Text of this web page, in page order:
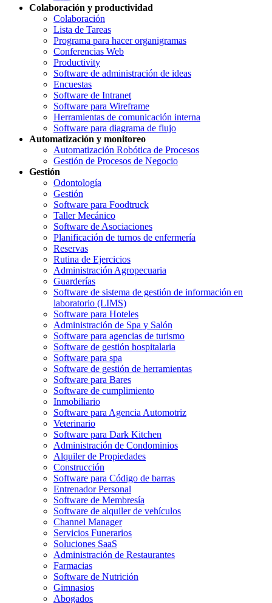
Colaboración y productividad
Colaboración
Lista de Tareas
Programa para hacer organigramas
Conferencias Web
Productivity
Software de administración de ideas
Encuestas
Software de Intranet
Software para Wireframe
Herramientas de comunicación interna
Software para diagrama de flujo
Automatización y monitoreo
Automatización Robótica de Procesos
Gestión de Procesos de Negocio
Gestión
Odontología
Gestión
Software para Foodtruck
Taller Mecánico
Software de Asociaciones
Planificación de turnos de enfermería
Reservas
Rutina de Ejercicios
Administración Agropecuaria
Guarderías
Software de sistema de gestión de información en
laboratorio (LIMS)
Software para Hoteles
Administración de Spa y Salón
Software para agencias de turismo
Software de gestión hospitalaria
Software para spa
Software de gestión de herramientas
Software para Bares
Software de cumplimiento
Inmobiliario
Software para Agencia Automotriz
Veterinario
Software para Dark Kitchen
Administración de Condominios
Alquiler de Propiedades
Construcción
Software para Código de barras
Entrenador Personal
Software de Membresía
Software de alquiler de vehículos
Channel Manager
Servicios Funerarios
Soluciones SaaS
Administración de Restaurantes
Farmacias
Software de Nutrición
Gimnasios
Abogados